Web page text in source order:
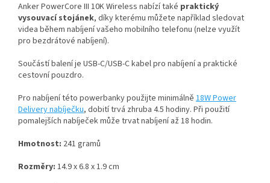
Anker PowerCore III 10K Wireless nabízí také praktický
vysouvací stojánek, díky kterému můžete například sledovat
videa během nabíjení vašeho mobilního telefonu (nelze využít
pro bezdrátové nabíjení).
Součástí balení je USB-C/USB-C kabel pro nabíjení a praktické
cestovní pouzdro.
Pro nabíjení této powerbanky použijte minimálně 18W Power
Delivery nabíječku, dobití trvá zhruba 4.5 hodiny. Při použití
pomalejších nabíječek může trvat nabíjení až 18 hodin.
Hmotnost: 241 gramů
Rozměry: 14.9 x 6.8 x 1.9 cm